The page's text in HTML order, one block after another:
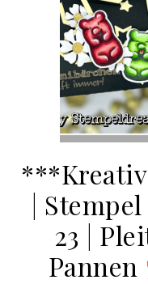
|
23 |
Pannen